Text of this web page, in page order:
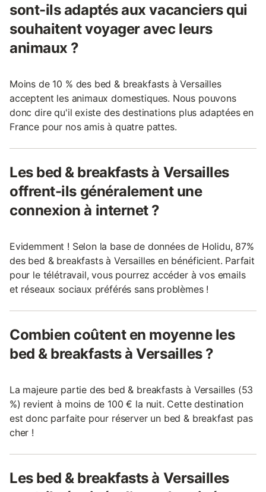
sont-ils adaptés aux vacanciers qui
souhaitent voyager avec leurs
animaux ?
Moins de 10 % des bed & breakfasts à Versailles
acceptent les animaux domestiques. Nous pouvons
donc dire qu'il existe des destinations plus adaptées en
France pour nos amis à quatre pattes.
Les bed & breakfasts à Versailles
offrent-ils généralement une
connexion à internet ?
Evidemment ! Selon la base de données de Holidu, 87%
des bed & breakfasts à Versailles en bénéficient. Parfait
pour le télétravail, vous pourrez accéder à vos emails
et réseaux sociaux préférés sans problèmes !
Combien coûtent en moyenne les
bed & breakfasts à Versailles ?
La majeure partie des bed & breakfasts à Versailles (53
%) revient à moins de 100 € la nuit. Cette destination
est donc parfaite pour réserver un bed & breakfast pas
cher !
Les bed & breakfasts à Versailles